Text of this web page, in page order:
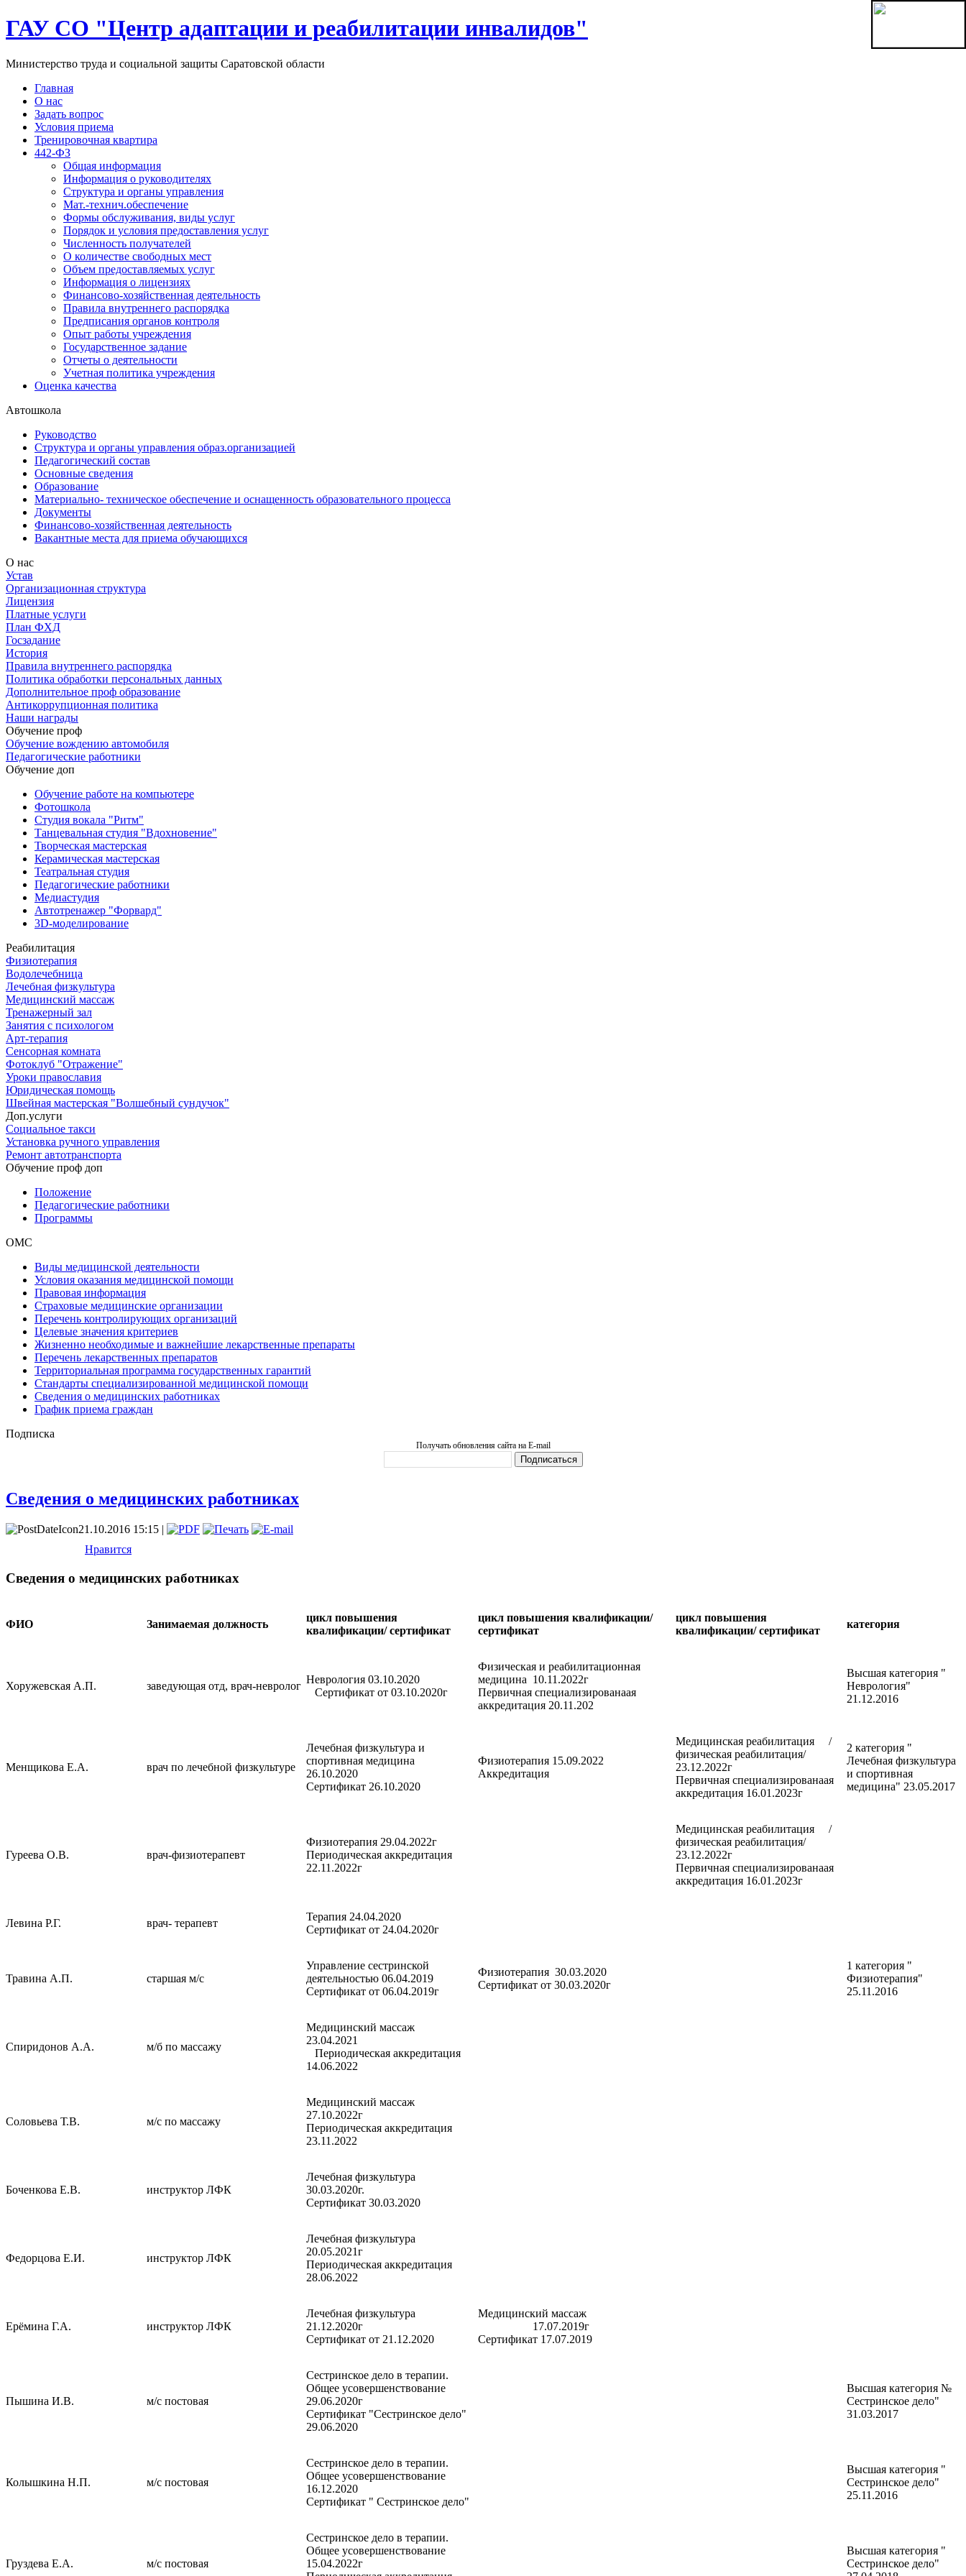
ГАУ СО "Центр адаптации и реабилитации инвалидов"
Министерство труда и социальной защиты Саратовской области
Главная
О нас
Задать вопрос
Условия приема
Тренировочная квартира
442-ФЗ
Общая информация
Информация о руководителях
Структура и органы управления
Мат.-технич.обеспечение
Формы обслуживания, виды услуг
Порядок и условия предоставления услуг
Численность получателей
О количестве свободных мест
Объем предоставляемых услуг
Информация о лицензиях
Финансово-хозяйственная деятельность
Правила внутреннего распорядка
Предписания органов контроля
Опыт работы учреждения
Государственное задание
Отчеты о деятельности
Учетная политика учреждения
Оценка качества
Автошкола
Руководство
Структура и органы управления образ.организацией
Педагогический состав
Основные сведения
Образование
Материально- техническое обеспечение и оснащенность образовательного процесса
Документы
Финансово-хозяйственная деятельность
Вакантные места для приема обучающихся
О нас
Устав
Организационная структура
Лицензия
Платные услуги
План ФХД
Госзадание
История
Правила внутреннего распорядка
Политика обработки персональных данных
Дополнительное проф образование
Антикоррупционная политика
Наши награды
Обучение проф
Обучение вождению автомобиля
Педагогические работники
Обучение доп
Обучение работе на компьютере
Фотошкола
Студия вокала "Ритм"
Танцевальная студия "Вдохновение"
Творческая мастерская
Керамическая мастерская
Театральная студия
Педагогические работники
Медиастудия
Автотренажер "Форвард"
3D-моделирование
Реабилитация
Физиотерапия
Водолечебница
Лечебная физкультура
Медицинский массаж
Тренажерный зал
Занятия с психологом
Арт-терапия
Сенсорная комната
Фотоклуб "Отражение"
Уроки православия
Юридическая помощь
Швейная мастерская "Волшебный сундучок"
Доп.услуги
Социальное такси
Установка ручного управления
Ремонт автотранспорта
Обучение проф доп
Положение
Педагогические работники
Программы
ОМС
Виды медицинской деятельности
Условия оказания медицинской помощи
Правовая информация
Страховые медицинские организации
Перечень контролирующих организаций
Целевые значения критериев
Жизненно необходимые и важнейшие лекарственные препараты
Перечень лекарственных препаратов
Территориальная программа государственных гарантий
Стандарты специализированной медицинской помощи
Сведения о медицинских работниках
График приема граждан
Подписка
Получать обновления сайта на E-mail
Сведения о медицинских работниках
21.10.2016 15:15 |
Нравится
Сведения о медицинских работниках
ФИО Занимаемая должность
цикл повышения
квалификации/ сертификат
цикл повышения квалификации/
сертификат
цикл повышения
квалификации/ сертификат
категория
Хоружевская А.П. заведующая отд, врач-невролог
Неврология 03.10.2020
Сертификат от 03.10.2020г
Физическая и реабилитационная
медицина 10.11.2022г
Первичная специализированаая
аккредитация 20.11.202
Высшая категория "
Неврология"
21.12.2016
Менщикова Е.А. врач по лечебной физкультуре
Лечебная физкультура и
спортивная медицина
26.10.2020
Сертификат 26.10.2020
Физиотерапия 15.09.2022
Аккредитация
Медицинская реабилитация /
физическая реабилитация/
23.12.2022г
Первичная специализированаая
аккредитация 16.01.2023г
2 категория "
Лечебная физкультура
и спортивная
медицина" 23.05.2017
Гуреева О.В. врач-физиотерапевт
Физиотерапия 29.04.2022г
Периодическая аккредитация
22.11.2022г
Медицинская реабилитация /
физическая реабилитация/
23.12.2022г
Первичная специализированаая
аккредитация 16.01.2023г
Левина Р.Г. врач- терапевт
Терапия 24.04.2020
Сертификат от 24.04.2020г
Травина А.П. старшая м/с
Управление сестринской
деятельностью 06.04.2019
Сертификат от 06.04.2019г
Физиотерапия 30.03.2020
Сертификат от 30.03.2020г
1 категория "
Физиотерапия"
25.11.2016
Спиридонов А.А. м/б по массажу
Медицинский массаж
23.04.2021
Периодическая аккредитация
14.06.2022
Соловьева Т.В. м/с по массажу
Медицинский массаж
27.10.2022г
Периодическая аккредитация
23.11.2022
Боченкова Е.В. инструктор ЛФК
Лечебная физкультура
30.03.2020г.
Сертификат 30.03.2020
Федорцова Е.И. инструктор ЛФК
Лечебная физкультура
20.05.2021г
Периодическая аккредитация
28.06.2022
Ерёмина Г.А. инструктор ЛФК
Лечебная физкультура
21.12.2020г
Сертификат от 21.12.2020
Медицинский массаж
17.07.2019г
Сертификат 17.07.2019
Пышина И.В. м/с постовая
Сестринское дело в терапии.
Общее усовершенствование
29.06.2020г
Сертификат "Сестринское дело"
29.06.2020
Высшая категория №
Сестринское дело"
31.03.2017
Колышкина Н.П. м/с постовая
Сестринское дело в терапии.
Общее усовершенствование
16.12.2020
Сертификат " Сестринское дело"
Высшая категория "
Сестринское дело"
25.11.2016
Груздева Е.А. м/с постовая
Сестринское дело в терапии.
Общее усовершенствование
15.04.2022г
Высшая категория "
Сестринское дело"